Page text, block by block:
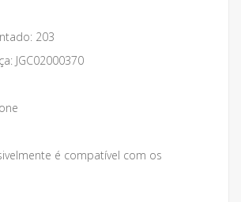
203
JGC02000370
é compatível com os